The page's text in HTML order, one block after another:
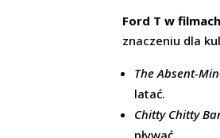
Ford T w filmach
znaczeniu dla
The Absent-
latać.
Chitty Chitty